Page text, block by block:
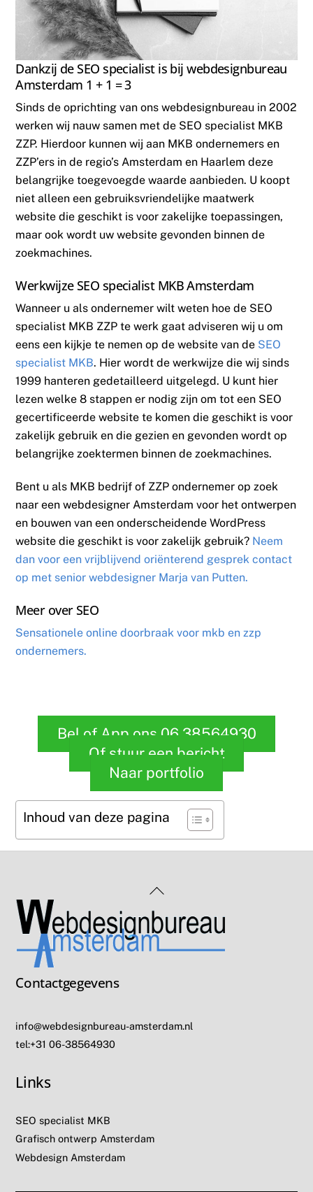
Dankzij de SEO specialist is bij webdesignbureau
Amsterdam 1 + 1 = 3
Sinds de oprichting van ons webdesignbureau in 2002
werken wij nauw samen met de SEO specialist MKB
ZZP. Hierdoor kunnen wij aan MKB ondernemers en
ZZP’ers in de regio’s Amsterdam en Haarlem deze
belangrijke toegevoegde waarde aanbieden. U koopt
niet alleen een gebruiksvriendelijke maatwerk
website die geschikt is voor zakelijke toepassingen,
maar ook wordt uw website gevonden binnen de
zoekmachines.
Werkwijze SEO specialist MKB Amsterdam
Wanneer u als ondernemer wilt weten hoe de SEO
specialist MKB ZZP te werk gaat adviseren wij u om
eens een kijkje te nemen op de website van de SEO
specialist MKB. Hier wordt de werkwijze die wij sinds
1999 hanteren gedetailleerd uitgelegd. U kunt hier
lezen welke 8 stappen er nodig zijn om tot een SEO
gecertificeerde website te komen die geschikt is voor
zakelijk gebruik en die gezien en gevonden wordt op
belangrijke zoektermen binnen de zoekmachines.
Bent u als MKB bedrijf of ZZP ondernemer op zoek
naar een webdesigner Amsterdam voor het ontwerpen
en bouwen van een onderscheidende WordPress
website die geschikt is voor zakelijk gebruik? Neem
dan voor een vrijblijvend oriënterend gesprek contact
op met senior webdesigner Marja van Putten.
Meer over SEO
Sensationele online doorbraak voor mkb en zzp
ondernemers.
Bel of App ons 06 38564930
Of stuur een bericht
Naar portfolio
Inhoud van deze pagina
Back
Top
Contactgegevens
info@webdesignbureau-amsterdam.nl
tel:+31 06-38564930
Links
SEO specialist MKB
Grafisch ontwerp Amsterdam
Webdesign Amsterdam